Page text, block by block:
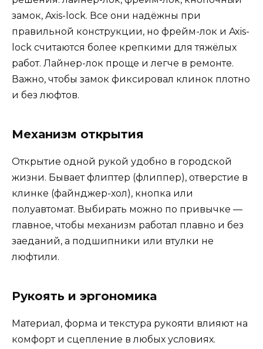
замок, Axis-lock. Все они надёжны при
правильной конструкции, но фрейм-лок и Axis-
lock считаются более крепкими для тяжёлых
работ. Лайнер-лок проще и легче в ремонте.
Важно, чтобы замок фиксировал клинок плотно
и без люфтов.
Механизм открытия
Открытие одной рукой удобно в городской
жизни. Бывает флиптер (флиппер), отверстие в
клинке (файнджер-хол), кнопка или
полуавтомат. Выбирать можно по привычке —
главное, чтобы механизм работал плавно и без
заеданий, а подшипники или втулки не
люфтили.
Рукоять и эргономика
Материал, форма и текстура рукояти влияют на
комфорт и сцепление в любых условиях.